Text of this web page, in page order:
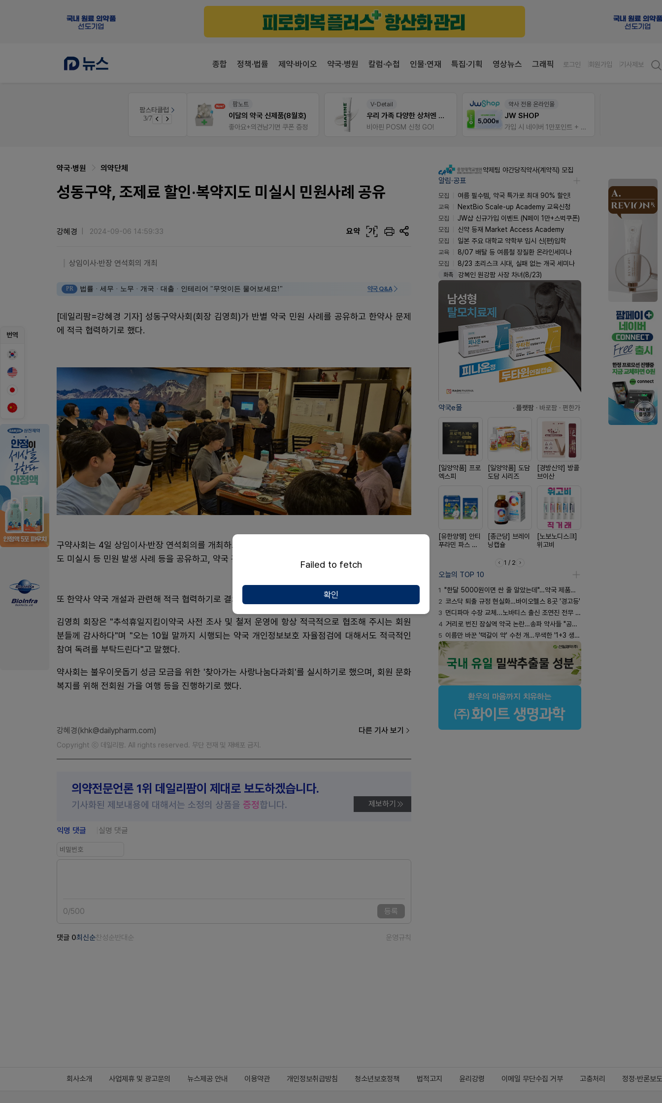
종합 정책·법률 제약·바이오 약국·병원 칼럼·수첩 인물·연재 특집·기획 영상뉴스 그래픽 로그인 회원가입 기사제보
팜스타클럽
3/7
근육통은 오래가니깐!
팜노트
이달의 약국 신제품(8월호)
좋아요+의견남기면 쿠폰 증정
V-Detail
우리 가족 다양한 상처엔 비아핀!
비아핀 POSM 신청 GO!
약사 전용 온라인몰
JW SHOP
가입 시 네이버 1만포인트 + 스벅쿠폰
번역
약국·병원 의약단체
성동구약, 조제료 할인·복약지도 미실시 민원사례 공유
강혜경 2024-09-06 14:59:33 요약 가
상임이사·반장 연석회의 개최
PR 법률 · 세무 · 노무 · 개국 · 대출 · 인테리어 "무엇이든 물어보세요!" 약국 Q&A
[데일리팜=강혜경 기자] 성동구약사회(회장 김영희)가 반별 약국 민원 사례를 공유하고 한약사 문제
에 적극 협력하기로 했다.
구약사회는 4일 상임이사·반장 연석회의를 개최하고 유효기간 경과 일반약 판매, 조제료 할인, 복약지
도 미실시 등 민원 발생 사례 등을 공유하고, 약국 관리에 만전을 기울일 것을 당부했다.
또 한약사 약국 개설과 관련해 적극 협력하기로 결의했다.
김영희 회장은 "추석휴일지킴이약국 사전 조사 및 철저 운영에 항상 적극적으로 협조해 주시는 회원
분들께 감사하다"며 "오는 10월 말까지 시행되는 약국 개인정보보호 자율점검에 대해서도 적극적인
참여 독려를 부탁드린다"고 말했다.
약사회는 불우이웃돕기 성금 모금을 위한 '찾아가는 사랑나눔다과회'를 실시하기로 했으며, 회원 문화
복지를 위해 전회원 가을 여행 등을 진행하기로 했다.
강혜경(khk@dailypharm.com) 다른 기사 보기
Copyright ⓒ 데일리팜. All rights reserved. 무단 전재 및 재배포 금지.
의약전문언론 1위 데일리팜이 제대로 보도하겠습니다.
기사화된 제보내용에 대해서는 소정의 상품을 증정합니다. 제보하기
익명 댓글 실명 댓글
0/500 등록
댓글 0최신순찬성순반대순 운영규칙
약제팀 야간당직약사(계약직) 모집
알림·공표
모집
여름 필수템, 약국 특가로 최대 90% 할인!
교육
NextBio Scale-up Academy 교육신청
모집
JW샵 신규가입 이벤트 (N페이 1만+스벅쿠폰)
모집
신약 등재 Market Access Academy
모집
일본 주요 대학교 약학부 입시 신(편)입학
교육
8/07 배탈 등 여름철 장질환 온라인세미나
모집
8/23 초리스크 시대, 실패 없는 개국 세미나
화촉 강복인 원강팜 사장 차녀(8/23)
약국e몰 · 플랫팜 · 바로팜 · 편한가
[일양약품] 프로
엑스피
[일양약품] 도담
도담 시리즈
[경방신약] 방콜
브이산
[유한양행] 안티
푸라민 파스 시
[종근당] 브레이
닝캡슐
[노보노디스크]
위고비
1 / 2
오늘의 TOP 10
1 "한달 5000원이면 싼 줄 알았는데"…약국 제품과 비교해보니
2 코스닥 퇴출 규정 현실화…바이오헬스 8곳 '경고등'
3 먼디파마 수장 교체...노바티스 출신 조연진 전무 내정
4 거리로 번진 잠실역 약국 논란…송파 약사들 "공공성 훼손"
5 이름만 바꾼 '택갈이 약' 수천 개…무색한 '1+3 생동'
회사소개 사업제휴 및 광고문의 뉴스제공 안내 이용약관 개인정보취급방침 청소년보호정책 법적고지 윤리강령 이메일 무단수집 거부 고충처리 정정·반론보도
Failed to fetch
확인